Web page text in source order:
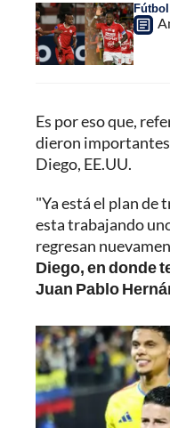
Es por eso que,
dieron importantes
Diego, EE.UU.
"Ya está el plan de
esta trabajando
regresan
Diego, en donde
Juan Pablo